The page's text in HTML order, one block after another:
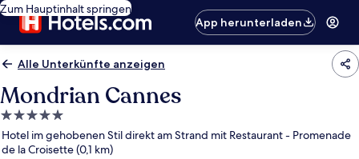
Zum Hauptinhalt springen
App herunterladen
Alle Unterkünfte anzeigen
Mondrian Cannes
5.0-
Sterne-
Unterkunft
Hotel im gehobenen Stil direkt am Strand mit Restaurant - Promenade
de la Croisette (0,1 km)